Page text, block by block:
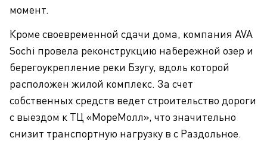
момент.
Кроме своевременной сдачи дома, компания AVA
Sochi провела реконструкцию набережной озер и
берегоукрепление реки Бзугу, вдоль которой
расположен жилой комплекс. За счет
собственных средств ведет строительство дороги
с выездом к ТЦ «МореМолл», что значительно
снизит транспортную нагрузку в с Раздольное.